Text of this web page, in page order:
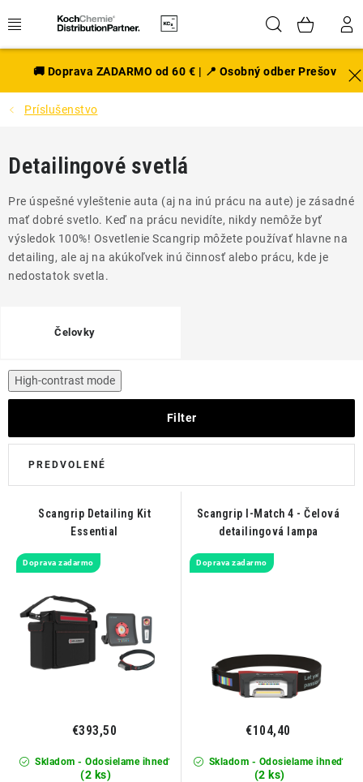
na
Hľadať
EXTERIÉR
DISKY A PNEU
PRÍSLUŠENSTVO
VÔNE DO AUTA
VÝHODNÉ SADY
ČISTENIE A ÚDRŽBA LODÍ
Obchodní zástupcovia
🚚 Doprava ZADARMO od 60 € | 📍 Osobný odber Prešov
Príslušenstvo
Detailingové svetlá
Pre úspešné vyleštenie auta (aj na inú prácu na aute) je zásadné
mať dobré svetlo. Keď na prácu nevidíte, nikdy nemôže byť
výsledok 100%! Osvetlenie Scangrip môžete používať hlavne na
detailing, ale aj na akúkoľvek inú činnosť alebo prácu, kde je
nedostatok svetla.
Čelovky
High-contrast mode
Filter
Scangrip Detailing Kit
Essential
Doprava zadarmo
Skladom - Odosielame ihneď
(2 ks)
€393,50
Scangrip I-Match 4 - Čelová
detailingová lampa
Doprava zadarmo
Skladom - Odosielame ihneď
(2 ks)
€104,40